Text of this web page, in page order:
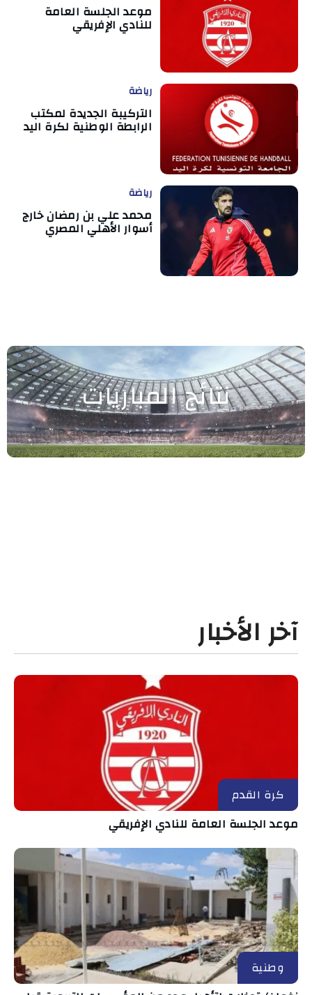
موعد الجلسة العامة
للنادي الإفريقي
رياضة
التركيبة الجديدة لمكتب
الرابطة الوطنية لكرة اليد
رياضة
محمد علي بن رمضان خارج
أسوار الأهلي المصري
نتائج المباريات
آخر الأخبار
كرة القدم
موعد الجلسة العامة للنادي الإفريقي
وطنية